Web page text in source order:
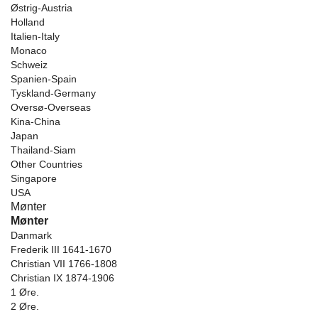
Østrig-Austria
Holland
Italien-Italy
Monaco
Schweiz
Spanien-Spain
Tyskland-Germany
Oversø-Overseas
Kina-China
Japan
Thailand-Siam
Other Countries
Singapore
USA
Mønter
Mønter
Danmark
Frederik III 1641-1670
Christian VII 1766-1808
Christian IX 1874-1906
1 Øre.
2 Øre.